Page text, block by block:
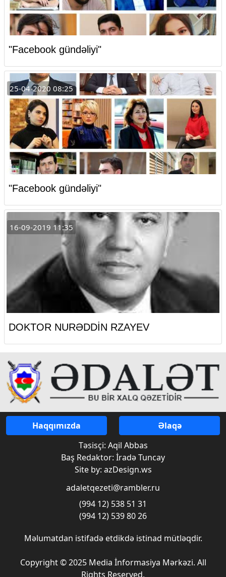
"Facebook gündəliyi"
25-04-2020 08:25
"Facebook gündəliyi"
16-09-2019 11:35
DOKTOR NURƏDDİN RZAYEV
Haqqımızda
Əlaqə
Təsisçi: Aqil Abbas
Baş Redaktor: İradə Tuncay
Site by: azDesign.ws
adaletqezeti@rambler.ru
(994 12) 538 51 31
(994 12) 539 80 26
Məlumatdan istifadə etdikdə istinad mütləqdir.
Copyright © 2025 Media İnformasiya Mərkəzi. All
Rights Reserved.